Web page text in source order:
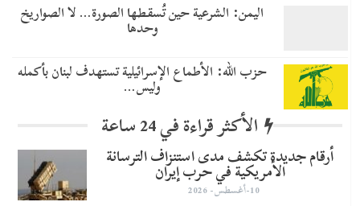
اليمن: الشرعية حين تُسقطها الصورة… لا الصواريخ
وحدها
حزب الله: الأطماع الإسرائيلية تستهدف لبنان بأكمله
وليس…
الأكثر قراءة في 24 ساعة
أرقام جديدة تكشف مدى استنزاف الترسانة
الأمريكية في حرب إيران
10-أغسطس- 2026